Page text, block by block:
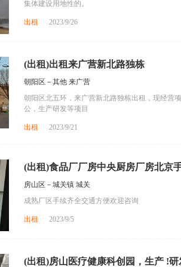
集体建设用地性的。
出租 2023/9/26
(出租)出租来广营新北路独栋
朝阳区－其他 来广营
朝阳区北五环，来广营新北路独栋出租，现经营
公，生产研发等项目
出租 2023/9/21
(出租)食品厂厂房中央厨房厂房北京
房山区－城关镇 城关
成熟厂区手续齐全交通方便欢迎咨询
出租 2023/9/5
(出租)房山医疗健康科创园，生产 !研